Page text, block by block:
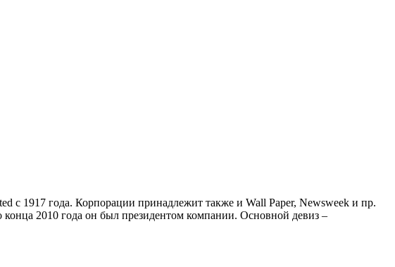
с 1917 года. Корпорации принадлежит также и Wall Paper, Newsweek и пр.
2010 года он был президентом компании. Основной девиз –